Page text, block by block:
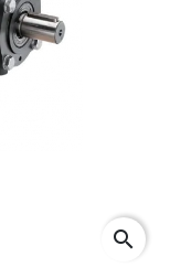
search